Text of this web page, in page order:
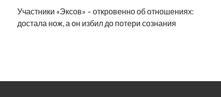
Участники «Эксов» – откровенно об отношениях:
достала нож, а он избил до потери сознания